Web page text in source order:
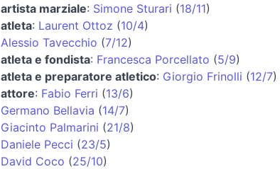
artista marziale: Simone Sturari (18/11)
atleta: Laurent Ottoz (10/4)
Alessio Tavecchio (7/12)
atleta e fondista: Francesca Porcellato (5/9)
atleta e preparatore atletico: Giorgio Frinolli (12/7)
attore: Fabio Ferri (13/6)
Germano Bellavia (14/7)
Giacinto Palmarini (21/8)
Daniele Pecci (23/5)
David Coco (25/10)